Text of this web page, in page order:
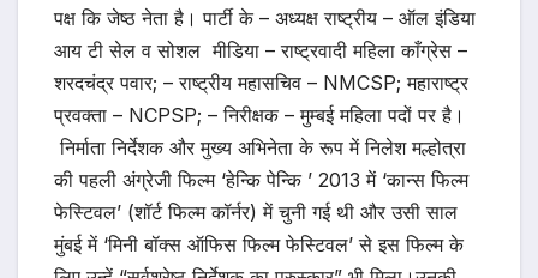
पक्ष कि जेष्ठ नेता है। पार्टी के – अध्यक्ष राष्ट्रीय – ऑल इंडिया
आय टी सेल व सोशल मीडिया – राष्ट्रवादी महिला काँग्रेस –
शरदचंद्र पवार; – राष्ट्रीय महासचिव – NMCSP; महाराष्ट्र
प्रवक्ता – NCPSP; – निरीक्षक – मुम्बई महिला पदों पर है।
निर्माता निर्देशक और मुख्य अभिनेता के रूप में निलेश मल्होत्रा
की पहली अंग्रेजी फिल्म ‘हेन्कि पेन्कि ’ 2013 में ‘कान्स फिल्म
फेस्टिवल’ (शॉर्ट फिल्म कॉर्नर) में चुनी गई थी और उसी साल
मुंबई में ‘मिनी बॉक्स ऑफिस फिल्म फेस्टिवल’ से इस फिल्म के